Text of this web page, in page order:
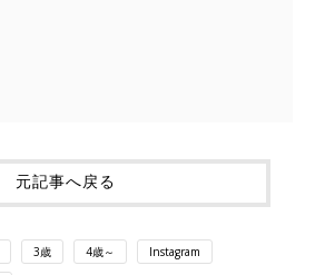
元記事へ戻る
3歳 4歳～ Instagram